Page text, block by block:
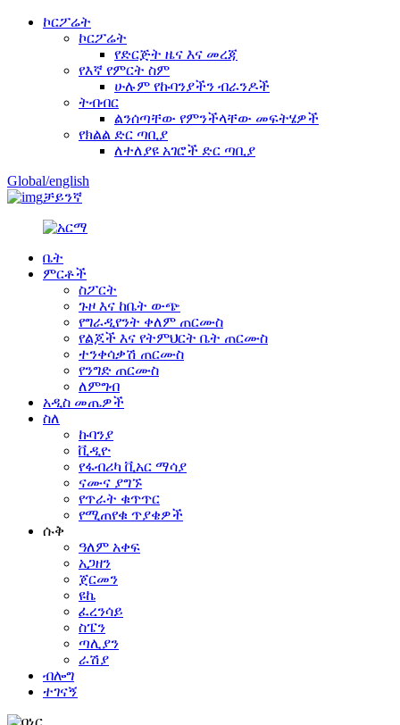
ኮርፖሬት
ኮርፖሬት
የድርጅት ዜና እና መረጃ
የእኛ የምርት ስም
ሁሉም የኩባንያችን ብራንዶች
ትብብር
ልንሰጣቸው የምንችላቸው መፍትሄዎች
የክልል ድር ጣቢያ
ለተለያዩ አገሮች ድር ጣቢያ
Global/english
ቻይንኛ
ቤት
ምርቶች
ስፖርት
ጉዞ እና ከቤት ውጭ
የግራዲየንት ቀለም ጠርሙስ
የልጆች እና የትምህርት ቤት ጠርሙስ
ተንቀሳቃሽ ጠርሙስ
የንግድ ጠርሙስ
ለምግብ
አዲስ መጤዎች
ስለ
ኩባንያ
ቪዲዮ
የፋብሪካ ቪአር ማሳያ
ናሙና ያግኙ
የጥራት ቁጥጥር
የሚጠየቁ ጥያቄዎች
ሱቅ
ዓለም አቀፍ
አጋዘን
ጀርመን
ዩኬ
ፈረንሳይ
ስፔን
ጣሊያን
ራሽያ
ብሎግ
ተገናኝ